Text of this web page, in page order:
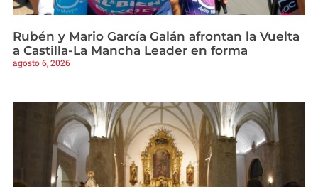
Rubén y Mario García Galán afrontan la Vuelta
a Castilla-La Mancha Leader en forma
agosto 6, 2026